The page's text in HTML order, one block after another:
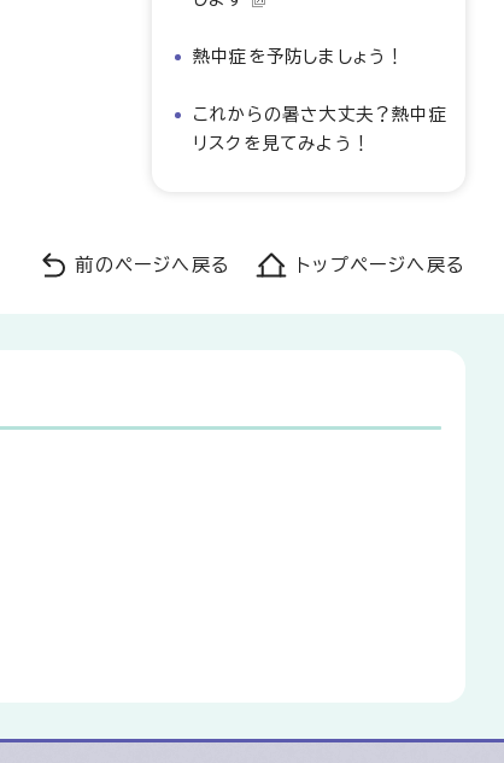
熱中症を予防しましょう！
これからの暑さ大丈夫？熱中症
リスクを見てみよう！
前のページへ戻る トップページへ戻る